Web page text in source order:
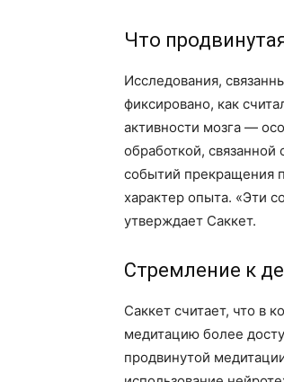
Что
Исследования,
фиксировано, как
активности мозга —
обработкой,
событий прекращения
характер опыта. «Эти
утверждает Саккет.
Стремление к
Саккет считает, что в
медитацию более
продвинутой